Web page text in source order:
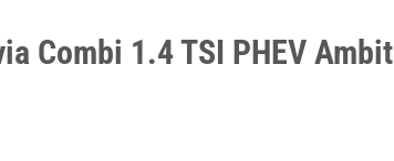
Combi 1.4 TSI PHEV